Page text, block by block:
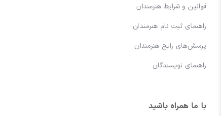
قوانین و شرایط هنرمندان
راهنمای ثبت نام هنرمندان
پرسش‌های رایج هنرمندان
راهنمای نویسندگان
با ما همراه باشید